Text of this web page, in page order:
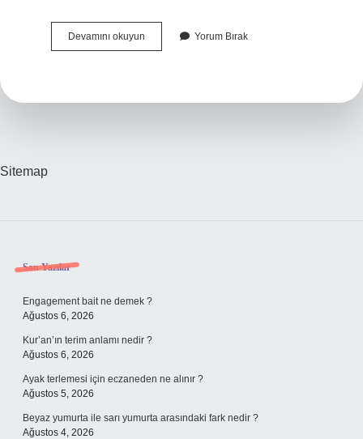
Devamını okuyun
Duvar
Yorum Bırak
Sitemap
Sidebar
Son Yazılar
Engagement bait ne demek ?
Ağustos 6, 2026
Kur’an’ın terim anlamı nedir ?
Ağustos 6, 2026
Ayak terlemesi için eczaneden ne alınır ?
Ağustos 5, 2026
Beyaz yumurta ile sarı yumurta arasındaki fark nedir ?
Ağustos 4, 2026